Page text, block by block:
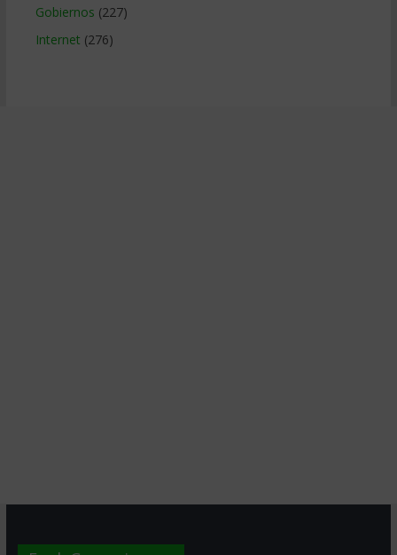
Gobiernos (227)
Internet (276)